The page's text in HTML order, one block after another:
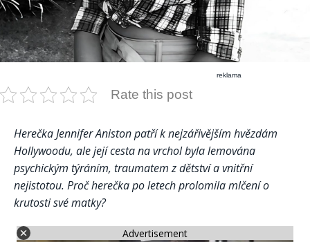
reklama
Rate this post
Herečka Jennifer Aniston patří k nejzářivějším hvězdám
Hollywoodu, ale její cesta na vrchol byla lemována
psychickým týráním, traumatem z dětství a vnitřní
nejistotou. Proč herečka po letech prolomila mlčení o
krutosti své matky?
Advertisement